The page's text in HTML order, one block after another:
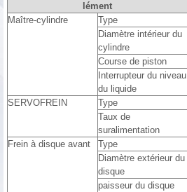
lément
Maître-cylindre
Type
Diamètre intérieur du
cylindre
Course de piston
Interrupteur du niveau
du liquide
SERVOFREIN Type
Taux de
suralimentation
Frein à disque avant Type
Diamètre extérieur du
disque
paisseur du disque